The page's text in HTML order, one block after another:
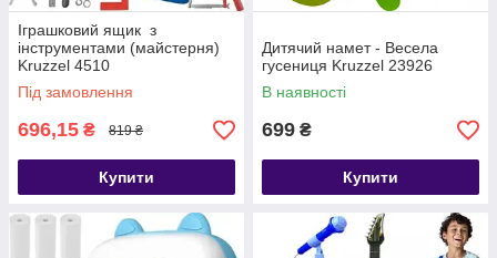
Іграшковий ящик з
інструментами (майстерня)
Kruzzel 4510
Під замовлення
696,15 ₴ 819 ₴
Купити
Дитячий намет - Весела
гусениця Kruzzel 23926
В наявності
699 ₴
Купити